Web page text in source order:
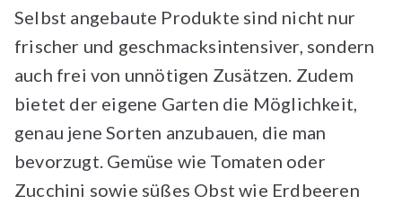
Selbst angebaute Produkte sind nicht nur
frischer und geschmacksintensiver, sondern
auch frei von unnötigen Zusätzen. Zudem
bietet der eigene Garten die Möglichkeit,
genau jene Sorten anzubauen, die man
bevorzugt. Gemüse wie Tomaten oder
Zucchini sowie süßes Obst wie Erdbeeren